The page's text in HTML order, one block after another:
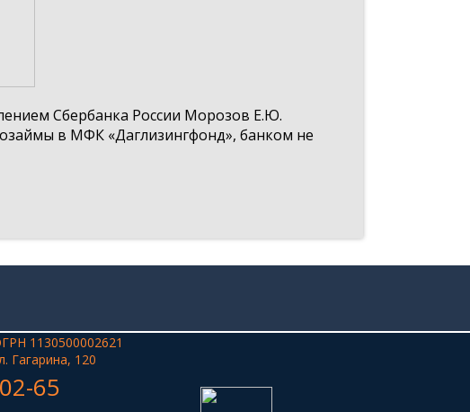
Сбербанка России Морозов Е.Ю.
в МФК «Даглизингфонд», банком не
1130500002621
Гагарина, 120
65